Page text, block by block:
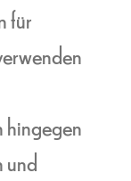
für
hingegen
und